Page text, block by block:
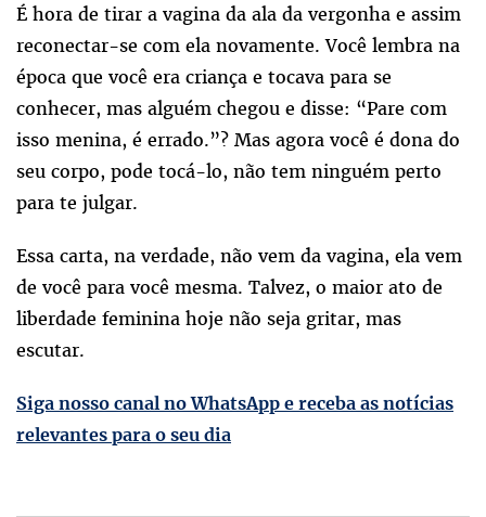
É hora de tirar a vagina da ala da vergonha e assim
reconectar-se com ela novamente. Você lembra na
época que você era criança e tocava para se
conhecer, mas alguém chegou e disse: “Pare com
isso menina, é errado.”? Mas agora você é dona do
seu corpo, pode tocá-lo, não tem ninguém perto
para te julgar.
Essa carta, na verdade, não vem da vagina, ela vem
de você para você mesma. Talvez, o maior ato de
liberdade feminina hoje não seja gritar, mas
escutar.
Siga nosso canal no WhatsApp e receba as notícias
relevantes para o seu dia